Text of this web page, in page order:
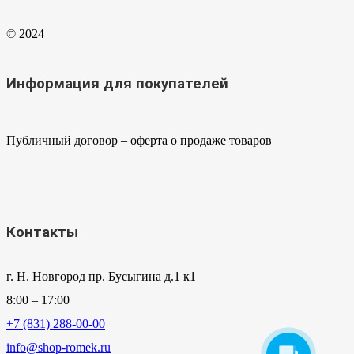
© 2024
Информация для покупателей
Публичный договор – оферта о продаже товаров
Контакты
г. Н. Новгород пр. Бусыгина д.1 к1
8:00 – 17:00
+7 (831) 288-00-00
info@shop-romek.ru